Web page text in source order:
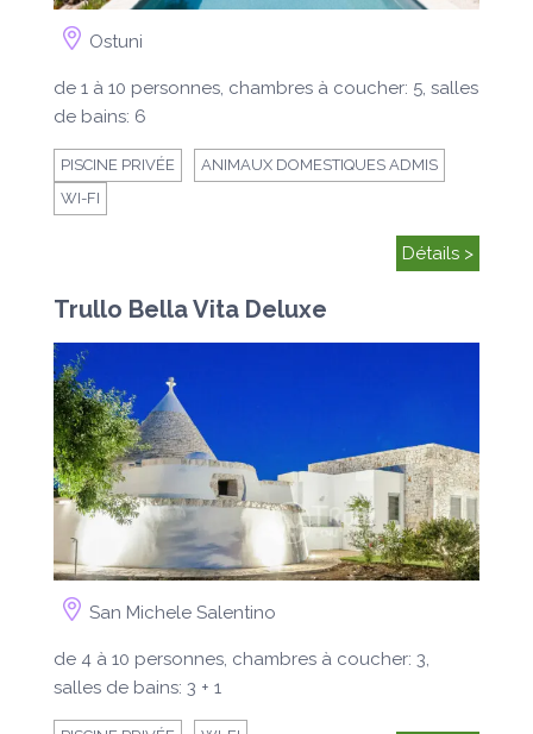
Ostuni
de 1 à 10 personnes, chambres à coucher: 5, salles
de bains: 6
PISCINE PRIVÉE
ANIMAUX DOMESTIQUES ADMIS
WI-FI
Détails >
Trullo Bella Vita Deluxe
San Michele Salentino
de 4 à 10 personnes, chambres à coucher: 3,
salles de bains: 3 + 1